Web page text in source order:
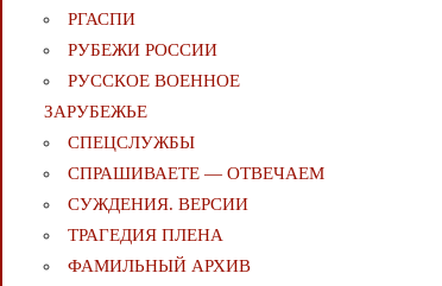
РГАСПИ
РУБЕЖИ РОССИИ
РУССКОЕ ВОЕННОЕ
ЗАРУБЕЖЬЕ
СПЕЦСЛУЖБЫ
СПРАШИВАЕТЕ — ОТВЕЧАЕМ
СУЖДЕНИЯ. ВЕРСИИ
ТРАГЕДИЯ ПЛЕНА
ФАМИЛЬНЫЙ АРХИВ